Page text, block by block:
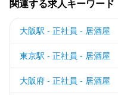
関連する求人キーワード
大阪駅 - 正社員 - 居酒屋
東京駅 - 正社員 - 居酒屋
大阪府 - 正社員 - 居酒屋